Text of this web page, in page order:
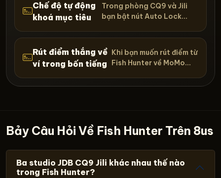
Chế độ tự động
khoá mục tiêu
Trong phòng CQ9 và Jili
bạn bật nút Auto Lock...
Rút điểm thắng về
ví trong bốn tiếng
Khi bạn muốn rút điểm từ
Fish Hunter về MoMo...
Bảy Câu Hỏi Về Fish Hunter Trên 8us
Ba studio JDB CQ9 Jili khác nhau thế nào
trong Fish Hunter?